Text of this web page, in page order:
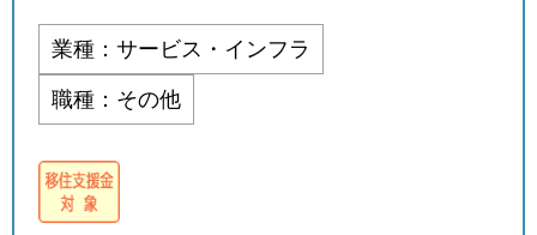
業種：サービス・インフラ
職種：その他